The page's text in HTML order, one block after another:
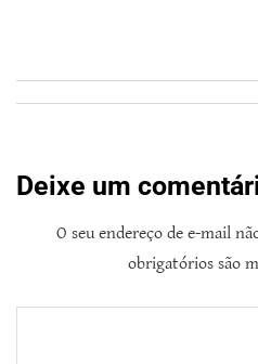
Deixe um
O seu endereço de e-mail
obrigatórios são